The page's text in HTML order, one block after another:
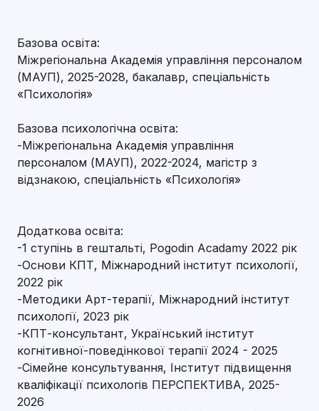
Базова освіта:
Міжрегіональна Академія управління персоналом
(МАУП), 2025-2028, бакалавр, спеціальність
«Психологія»
Базова психологічна освіта:
-Міжрегіональна Академія управління
персоналом (МАУП), 2022-2024, магістр з
відзнакою, спеціальність «Психологія»
Додаткова освіта:
-1 ступінь в гештальті, Pogodin Acadamy 2022 рік
-Основи КПТ, Міжнародний інститут психології,
2022 рік
-Методики Арт-терапії, Міжнародний інститут
психології, 2023 рік
-КПТ-консультант, Український інститут
когнітивної-поведінкової терапії 2024 - 2025
-Сімейне консультування, Інститут підвищення
кваліфікації психологів ПЕРСПЕКТИВА, 2025-
2026